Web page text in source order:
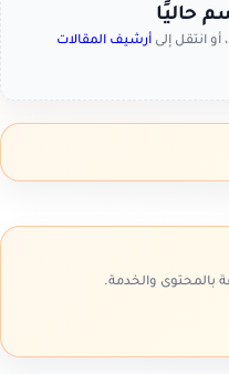
حاليًا
انتقل إلى أرشيف المقالات
بالمحتوى والخدمة.